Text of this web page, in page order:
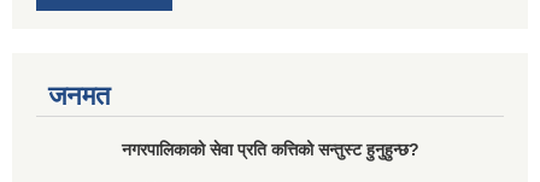
जनमत
नगरपालिकाको सेवा प्रति कत्तिको सन्तुस्ट हुनुहुन्छ?